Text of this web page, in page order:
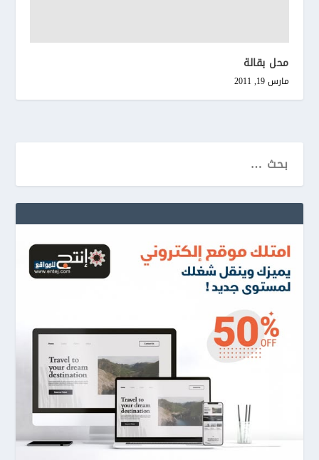
محل بقالة
مارس 19, 2011